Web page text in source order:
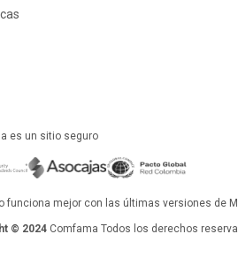
es un sitio seguro
funciona mejor con las últimas versiones de
© 2024 Comfama Todos los derechos